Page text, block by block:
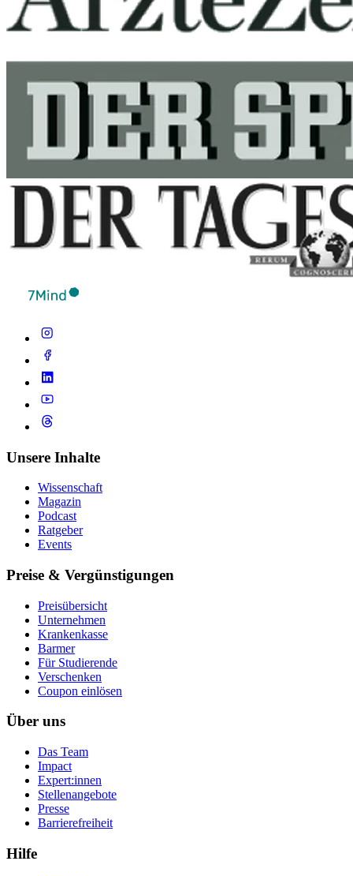
Unsere Inhalte
Wissenschaft
Magazin
Podcast
Ratgeber
Events
Preise & Vergünstigungen
Preisübersicht
Unternehmen
Krankenkasse
Barmer
Für Studierende
Ver­schen­ken
Coupon einlösen
Über uns
Das Team
Impact
Expert:innen
Stellenangebote
Presse
Barrierefreiheit
Hilfe